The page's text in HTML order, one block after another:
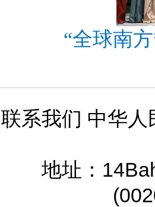
“全球南
联系我们 中华
地址：